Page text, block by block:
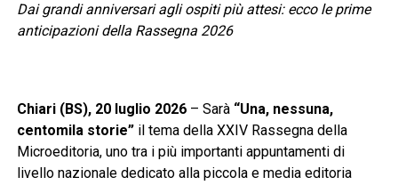
Dai grandi anniversari agli ospiti più attesi: ecco le prime
anticipazioni della Rassegna 2026
Chiari (BS), 20 luglio 2026– Sarà “Una, nessuna,
centomila storie”il tema della XXIV Rassegna della
Microeditoria, uno tra i più importanti appuntamenti di
livello nazionale dedicato alla piccola e media editoria